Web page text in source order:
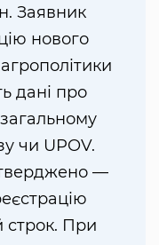
Заявник
нового
дані про
чи UPOV.
—
строк. При